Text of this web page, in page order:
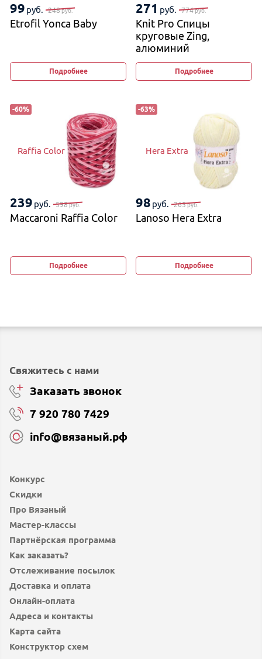
99 руб. 248руб.
Etrofil Yonca Baby
Подробнее
271 руб. 774руб.
Knit Pro Спицы
круговые Zing,
алюминий
Подробнее
-60%
Raffia Color
239 руб. 598руб.
Maccaroni Raffia Color
Подробнее
-63%
Hera Extra
98 руб. 265руб.
Lanoso Hera Extra
Подробнее
Конкурс
Скидки
Про Вязаный
Мастер-классы
Партнёрская программа
Как заказать?
Отслеживание посылок
Доставка и оплата
Онлайн-оплата
Адреса и контакты
Карта сайта
Конструктор схем
Свяжитесь с нами
Заказать звонок
7 920 780 7429
info@вязаный.рф